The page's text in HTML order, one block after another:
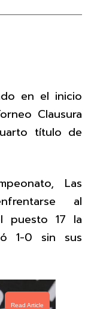
en el inicio
Clausura
título de
Las
al
puesto 17 la
1-0 sin sus
Read Article